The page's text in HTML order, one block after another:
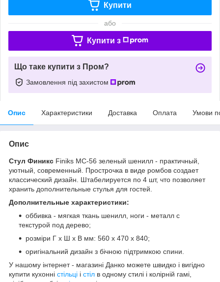
Купити
або
Купити з
Що таке купити з Пром?
Замовлення під захистом
Опис Характеристики Доставка Оплата Умови
Опис
Стул Финикс Finiks MC-56 зеленый шенилл - практичный,
уютный, современный. Прострочка в виде ромбов создает
классический дизайн. Штабелируется по 4 шт, что позволяет
хранить дополнительные стулья для гостей.
Дополнительные характеристики:
оббивка - мягкая ткань шенилл, ноги - металл с
текстурой под дерево;
розміри Г х Ш х В мм: 560 х 470 х 840;
оригінальний дизайн з бічною підтримкою спини.
У нашому інтернет - магазині Данко можете швидко і вигідно
купити кухонні стільці і стіл в одному стилі і колірній гамі,